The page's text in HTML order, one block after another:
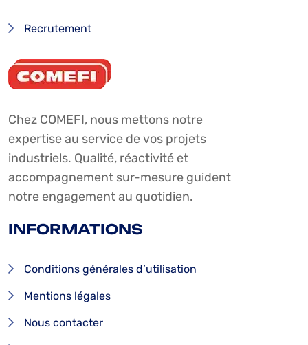
Recrutement
Chez COMEFI, nous mettons notre
expertise au service de vos projets
industriels. Qualité, réactivité et
accompagnement sur-mesure guident
notre engagement au quotidien.
INFORMATIONS
Conditions générales d’utilisation
Mentions légales
Nous contacter